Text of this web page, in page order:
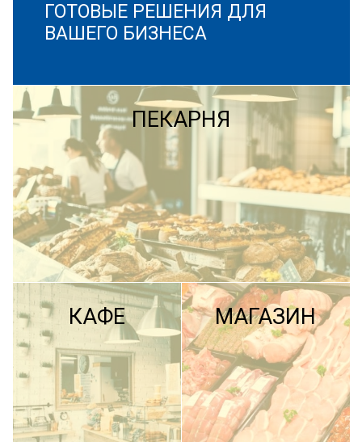
ГОТОВЫЕ РЕШЕНИЯ ДЛЯ
ВАШЕГО БИЗНЕСА
ПЕКАРНЯ
КАФЕ МАГАЗИН